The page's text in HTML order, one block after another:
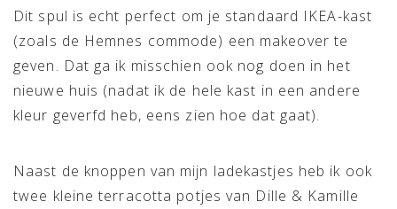
Dit spul is echt perfect om je standaard IKEA-kast
(zoals de Hemnes commode) een makeover te
geven. Dat ga ik misschien ook nog doen in het
nieuwe huis (nadat ik de hele kast in een andere
kleur geverfd heb, eens zien hoe dat gaat).
Naast de knoppen van mijn ladekastjes heb ik ook
twee kleine terracotta potjes van Dille & Kamille